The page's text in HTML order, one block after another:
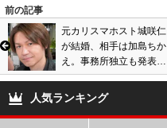
マリエの勇気に乾杯
前の記事
元カリスマホスト城咲仁
が結婚、相手は加島ちか
え。事務所独立も発表。
仕事激減後の現在、通販
番組等で活躍。
人気ランキング